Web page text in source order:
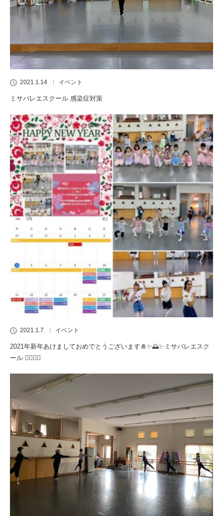
2021.1.14 イベント
ミサバレエスクール 感染症対策
2021.1.7 イベント
2021年新年あけましておめでとうございます🎍✨🌅✨ミサバレエスク
ール 👯‍♂️🧚‍♀️